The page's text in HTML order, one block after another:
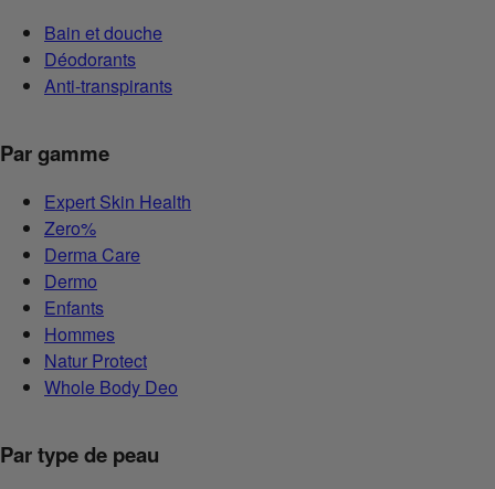
Bain et douche
Déodorants
Anti-transpirants
Par gamme
Expert Skin Health
Zero%
Derma Care
Dermo
Enfants
Hommes
Natur Protect
Whole Body Deo
Par type de peau